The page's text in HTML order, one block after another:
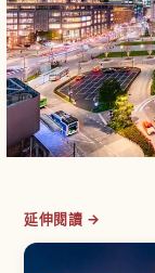
延伸閱讀 →